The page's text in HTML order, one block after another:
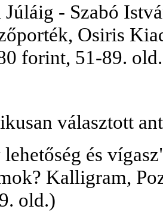
- Szabó
Osiris
forint, 51-89.
választott
és
Kalligram,
old.)